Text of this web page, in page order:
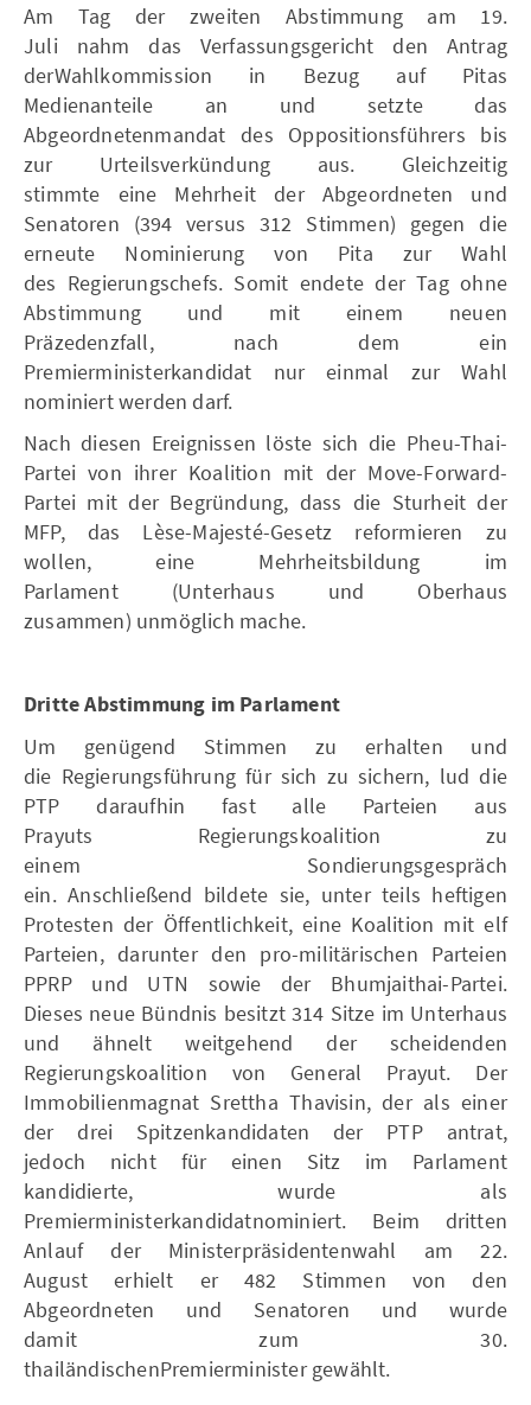
Am Tag der zweiten Abstimmung am 19.
Juli nahm das Verfassungsgericht den Antrag
derWahlkommission in Bezug auf Pitas
Medienanteile an und setzte das
Abgeordnetenmandat des Oppositionsführers bis
zur Urteilsverkündung aus. Gleichzeitig
stimmte eine Mehrheit der Abgeordneten und
Senatoren (394 versus 312 Stimmen) gegen die
erneute Nominierung von Pita zur Wahl
des Regierungschefs. Somit endete der Tag ohne
Abstimmung und mit einem neuen
Präzedenzfall, nach dem ein
Premierministerkandidat nur einmal zur Wahl
nominiert werden darf.
Nach diesen Ereignissen löste sich die Pheu-Thai-
Partei von ihrer Koalition mit der Move-Forward-
Partei mit der Begründung, dass die Sturheit der
MFP, das Lèse-Majesté-Gesetz reformieren zu
wollen, eine Mehrheitsbildung im
Parlament (Unterhaus und Oberhaus
zusammen) unmöglich mache.
Dritte Abstimmung im Parlament
Um genügend Stimmen zu erhalten und
die Regierungsführung für sich zu sichern, lud die
PTP daraufhin fast alle Parteien aus
Prayuts Regierungskoalition zu
einem Sondierungsgespräch
ein. Anschließend bildete sie, unter teils heftigen
Protesten der Öffentlichkeit, eine Koalition mit elf
Parteien, darunter den pro-militärischen Parteien
PPRP und UTN sowie der Bhumjaithai-Partei.
Dieses neue Bündnis besitzt 314 Sitze im Unterhaus
und ähnelt weitgehend der scheidenden
Regierungskoalition von General Prayut. Der
Immobilienmagnat Srettha Thavisin, der als einer
der drei Spitzenkandidaten der PTP antrat,
jedoch nicht für einen Sitz im Parlament
kandidierte, wurde als
Premierministerkandidatnominiert. Beim dritten
Anlauf der Ministerpräsidentenwahl am 22.
August erhielt er 482 Stimmen von den
Abgeordneten und Senatoren und wurde
damit zum 30.
thailändischenPremierminister gewählt.